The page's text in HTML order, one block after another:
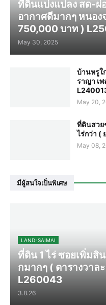
ที่ดินแบ่งแปลง สด-ผ่
อากาศดีมากๆ หนอง
750,000 บาท )
May 30, 2025
บ้านหรูใ
ราญา เ
May 20,
ที่ดินสวย
ไร่กว่า (
May 08,
มีผู้สนใจเป็นพิเศษ
LAND-SAIMAI
ที่ดิน 1 ไร่ ซอยเพิ่มสิ
กมากๆ ( ตารางวาล
L260043
3.8.26